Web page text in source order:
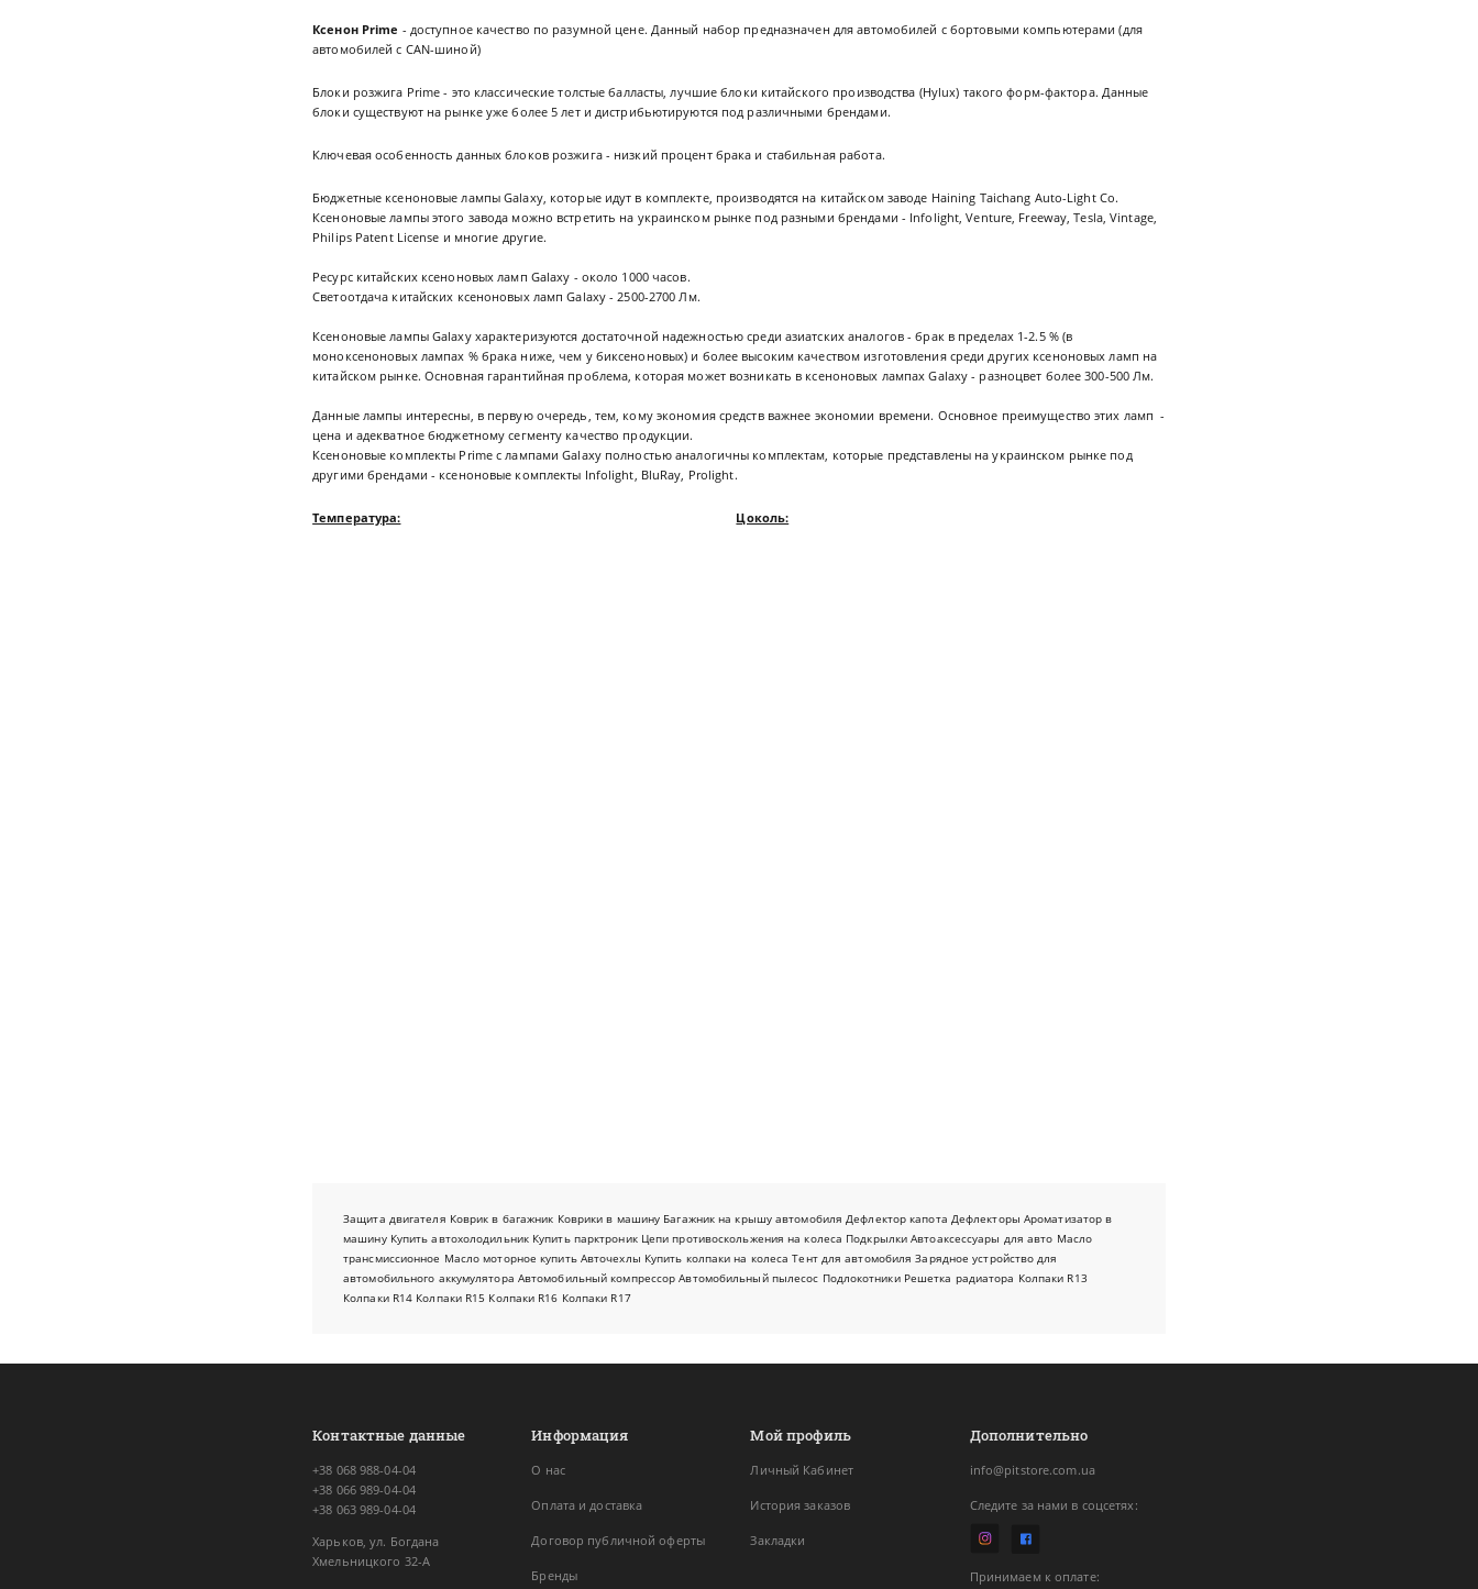
Ксенон Prime - доступное качество по разумной цене. Данный набор предназначен для автомобилей с бортовыми компьютерами (для
автомобилей с CAN-шиной)
Блоки розжига Prime - это классические толстые балласты, лучшие блоки китайского производства (Hylux) такого форм-фактора. Данные
блоки существуют на рынке уже более 5 лет и дистрибьютируются под различными брендами.
Ключевая особенность данных блоков розжига - низкий процент брака и стабильная работа.
Бюджетные ксеноновые лампы Galaxy, которые идут в комплекте, производятся на китайском заводе Haining Taichang Auto-Light Co.
Ксеноновые лампы этого завода можно встретить на украинском рынке под разными брендами - Infolight, Venture, Freeway, Tesla, Vintage,
Philips Patent License и многие другие.
Ресурс китайских ксеноновых ламп Galaxy - около 1000 часов.
Светоотдача китайских ксеноновых ламп Galaxy - 2500-2700 Лм.
Ксеноновые лампы Galaxy характеризуются достаточной надежностью среди азиатских аналогов - брак в пределах 1-2.5 % (в
моноксеноновых лампах % брака ниже, чем у биксеноновых) и более высоким качеством изготовления среди других ксеноновых ламп на
китайском рынке. Основная гарантийная проблема, которая может возникать в ксеноновых лампах Galaxy - разноцвет более 300-500 Лм.
Данные лампы интересны, в первую очередь, тем, кому экономия средств важнее экономии времени. Основное преимущество этих ламп -
цена и адекватное бюджетному сегменту качество продукции.
Ксеноновые комплекты Prime с лампами Galaxy полностью аналогичны комплектам, которые представлены на украинском рынке под
другими брендами - ксеноновые комплекты Infolight, BluRay, Prolight.
Температура: Цоколь:
Защита двигателя Коврик в багажник Коврики в машину Багажник на крышу автомобиля Дефлектор капота Дефлекторы Ароматизатор в
машину Купить автохолодильник Купить парктроник Цепи противоскольжения на колеса Подкрылки Автоаксессуары для авто Масло
трансмиссионное Масло моторное купить Авточехлы Купить колпаки на колеса Тент для автомобиля Зарядное устройство для
автомобильного аккумулятора Автомобильный компрессор Автомобильный пылесос Подлокотники Решетка радиатора Колпаки R13
Колпаки R14 Колпаки R15 Колпаки R16 Колпаки R17
Контактные данные
+38 068 988-04-04
+38 066 989-04-04
+38 063 989-04-04
Харьков, ул. Богдана
Хмельницкого 32-А
Информация
О нас
Оплата и доставка
Договор публичной оферты
Бренды
Мой профиль
Личный Кабинет
История заказов
Закладки
Дополнительно
info@pitstore.com.ua
Следите за нами в соцсетях:
Принимаем к оплате: